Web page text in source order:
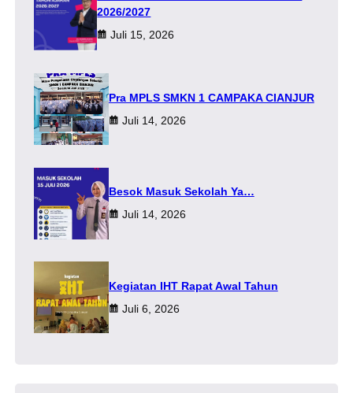
2026/2027
Juli 15, 2026
Pra MPLS SMKN 1 CAMPAKA CIANJUR
Juli 14, 2026
Besok Masuk Sekolah Ya…
Juli 14, 2026
Kegiatan IHT Rapat Awal Tahun
Juli 6, 2026